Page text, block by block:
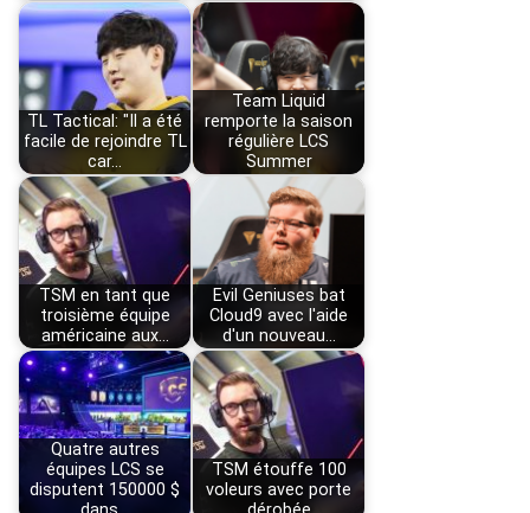
TL Tactical: "Il a été
facile de rejoindre TL
car…
Team Liquid
remporte la saison
régulière LCS
Summer
TSM en tant que
troisième équipe
américaine aux…
Evil Geniuses bat
Cloud9 avec l'aide
d'un nouveau…
Quatre autres
équipes LCS se
disputent 150000 $
TSM étouffe 100
voleurs avec porte